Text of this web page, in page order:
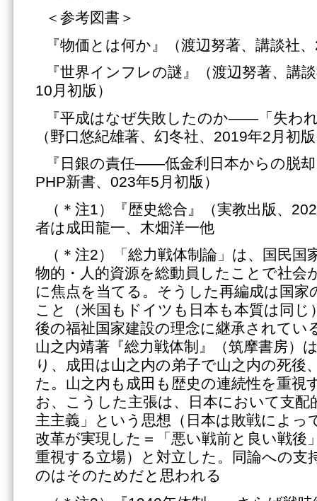
＜参考図書＞
『物価とは何か』（渡辺努著、講談社
『世界インフレの謎』（渡辺努著、講
10月初版）
『平成はなぜ失敗したのか――「失わ
（野口悠紀雄著、幻冬社、2019年2月初
『日銀の責任――低金利日本からの脱
PHP新書、023年5月初版）
（＊注1）『歴史総合』（実教出版、
者は成田龍一、木畑洋一他
（＊注2）「総力戦体制論」は、国民
物的・人的資源を総動員したことで社会
に焦点を当てる。そうした再編成は国家
こと（米国もドイツも日本も本質は同じ
後の福祉国家建設の理念に継承されてい
山之内靖著『総力戦体制』（筑摩書房）
り、成田は山之内の弟子で山之内の死後
た。山之内も成田も歴史の連続性を重視
お、こうした主張は、日本において支配
主主義」という思想（日本は敗戦によっ
改革が実現した＝「悪い戦前と良い戦後
重視する立場）と対立した。同論への支
のはそのためだと思われる